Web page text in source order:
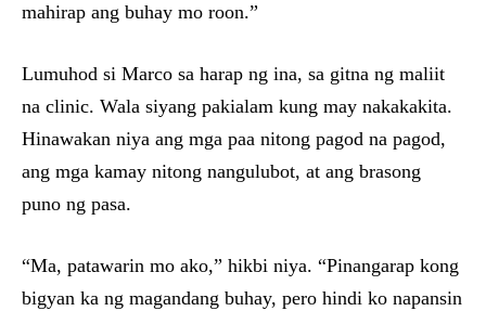
mahirap ang buhay mo roon.”
Lumuhod si Marco sa harap ng ina, sa gitna ng maliit
na clinic. Wala siyang pakialam kung may nakakakita.
Hinawakan niya ang mga paa nitong pagod na pagod,
ang mga kamay nitong nangulubot, at ang brasong
puno ng pasa.
“Ma, patawarin mo ako,” hikbi niya. “Pinangarap kong
bigyan ka ng magandang buhay, pero hindi ko napansin